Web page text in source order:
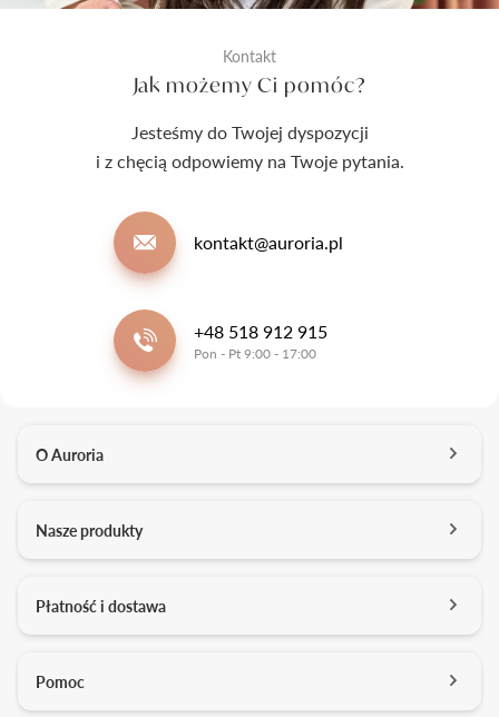
Kontakt
Jak możemy Ci pomóc?
Jesteśmy do Twojej dyspozycji
i z chęcią odpowiemy na Twoje pytania.
kontakt@auroria.pl
+48 518 912 915
Pon - Pt 9:00 - 17:00
O Auroria
Kontakt
Kariera
Studio projektowe
Nasze produkty
Obrączki ślubne
Usługi dodatkowe
Płatność i dostawa
Formy płatności
Pomoc